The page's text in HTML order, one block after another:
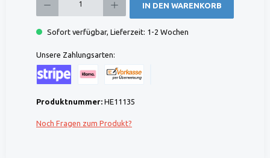
IN DEN WARENKORB
Sofort verfügbar, Lieferzeit: 1-2 Wochen
Unsere Zahlungsarten:
Produktnummer: HE11135
Noch Fragen zum Produkt?